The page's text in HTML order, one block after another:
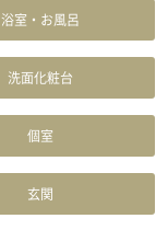
浴室・お風呂
洗面化粧台
個室
玄関